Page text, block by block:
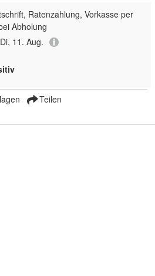
Ratenzahlung, Vorkasse per
Abholung
11. Aug.
Teilen